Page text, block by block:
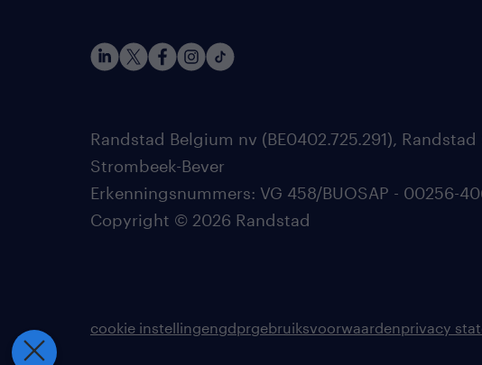
Randstad Belgium nv (BE0402.725.291),
Strombeek-Bever
Erkenningsnummers: VG 458/BUOSAP - 00256-
Copyright © 2026 Randstad
cookie instellingengdprgebruiksvoorwaardenprivacy